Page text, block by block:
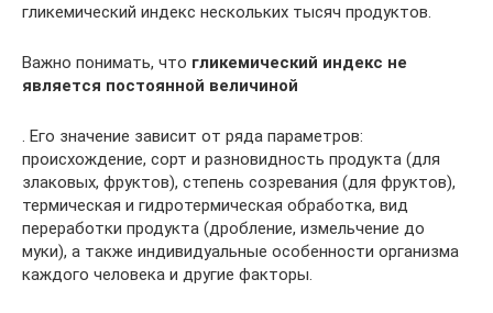
гликемический индекс нескольких тысяч продуктов.
Важно понимать, что гликемический индекс не
является постоянной величиной
. Его значение зависит от ряда параметров:
происхождение, сорт и разновидность продукта (для
злаковых, фруктов), степень созревания (для фруктов),
термическая и гидротермическая обработка, вид
переработки продукта (дробление, измельчение до
муки), а также индивидуальные особенности организма
каждого человека и другие факторы.